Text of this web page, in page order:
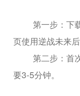
第一步：下
页使用逆战未来后
第二步：首
要3-5分钟。